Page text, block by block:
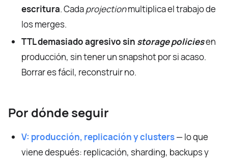
escritura. Cadaprojectionmultiplica el trabajo de
los merges.
TTL demasiado agresivo sin storage policiesen
producción, sin tener un snapshot por si acaso.
Borrar es fácil, reconstruir no.
Por dónde seguir
V: producción, replicación y clusters— lo que
viene después: replicación, sharding, backups y